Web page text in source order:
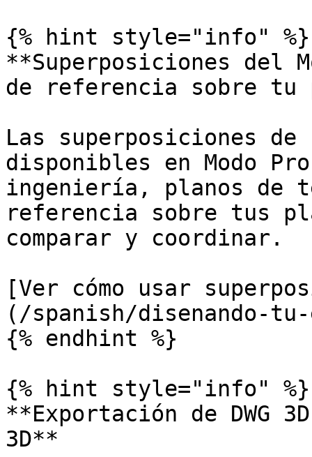
{% hint style="info" %}
**Superposiciones del
de referencia sobre tu
Las superposiciones de
disponibles en Modo
ingeniería, planos de
referencia sobre tus
comparar y coordinar.
[Ver cómo usar
(/spanish/disenando-
{% endhint %}
{% hint style="info" %}
**Exportación de DWG
3D**